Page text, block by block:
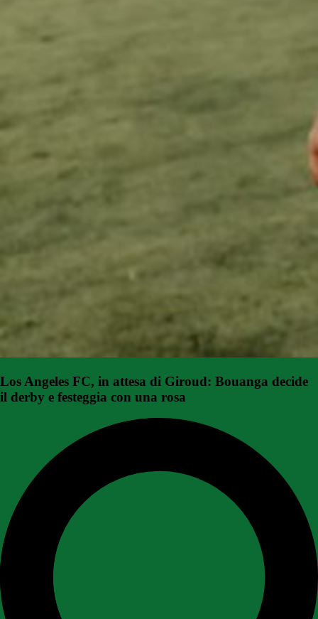
Los Angeles FC, in attesa di Giroud: Bouanga decide
il derby e festeggia con una rosa